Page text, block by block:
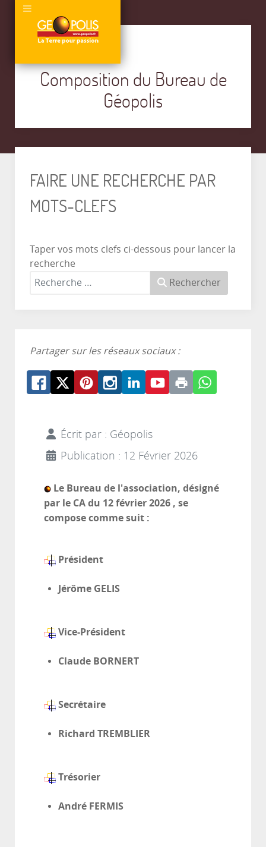
Composition du Bureau de
Géopolis
FAIRE UNE RECHERCHE PAR
MOTS-CLEFS
Taper vos mots clefs ci-dessous pour lancer la
recherche
Rechercher
Partager sur les réseaux sociaux :
Écrit par : Géopolis
Publication : 12 Février 2026
Le Bureau de l'association, désigné
par le CA du 12 février 2026 , se
compose comme suit :
Président
Jérôme GELIS
Vice-Président
Claude BORNERT
Secrétaire
Richard TREMBLIER
Trésorier
André FERMIS